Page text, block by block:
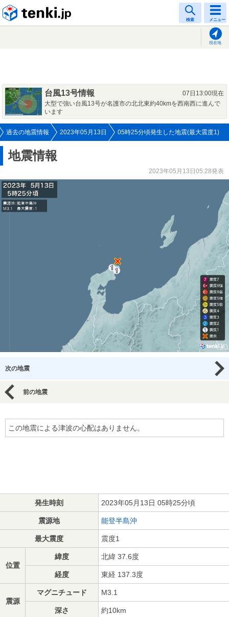
検索 メニュー
現在地
台風13号情報
07日13:00現在
大型で強い台風13号が名護市の北北東約40kmを西南西に進んで
います
過去の地震情報 2023年05月13日 05時25分頃発生した地震(最大震度1)
地震情報
2023年05月13日05:28発表
次の地震
前の地震
この地震による津波の心配はありません。
発生時刻 2023年05月13日 05時25分頃
震源地 能登半島沖
最大震度 震度1
位置
緯度 北緯 37.6度
経度 東経 137.3度
震源
マグニチュード M3.1
深さ 約10km